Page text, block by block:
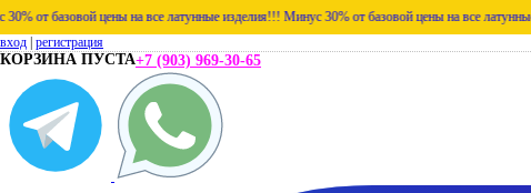
цены на все латунные изделия!!! Минус 30% от базовой цены на все латунные изделия!!!
вход регистрация
КОРЗИНА ПУСТА+7 (903) 969-30-65